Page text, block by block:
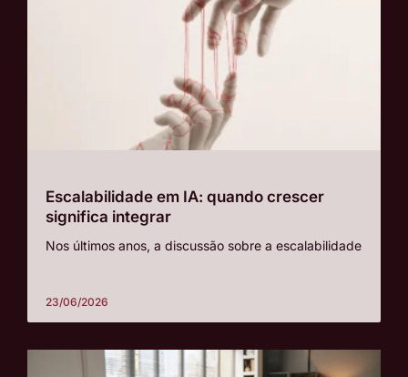
Escalabilidade em IA: quando crescer
significa integrar
Nos últimos anos, a discussão sobre a escalabilidade
23/06/2026